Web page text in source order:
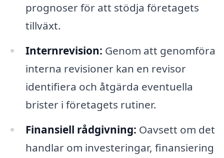
prognoser för att stödja företagets
tillväxt.
Internrevision: Genom att genomföra
interna revisioner kan en revisor
identifiera och åtgärda eventuella
brister i företagets rutiner.
Finansiell rådgivning: Oavsett om det
handlar om investeringar, finansiering